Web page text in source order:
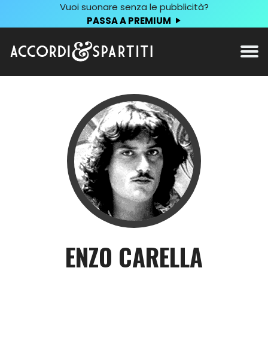
Vuoi suonare senza le pubblicità?
PASSA A PREMIUM
ENZO CARELLA